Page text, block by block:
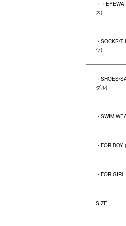
・・
ス)
・SOCKS/
ツ)
・SHOES/
ダル)
・SWIM
・FOR BOY
・FOR GIRL
SIZE